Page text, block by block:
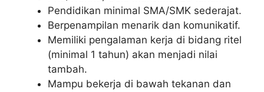
Pendidikan minimal SMA/SMK sederajat.
Berpenampilan menarik dan komunikatif.
Memiliki pengalaman kerja di bidang ritel
(minimal 1 tahun) akan menjadi nilai
tambah.
Mampu bekerja di bawah tekanan dan